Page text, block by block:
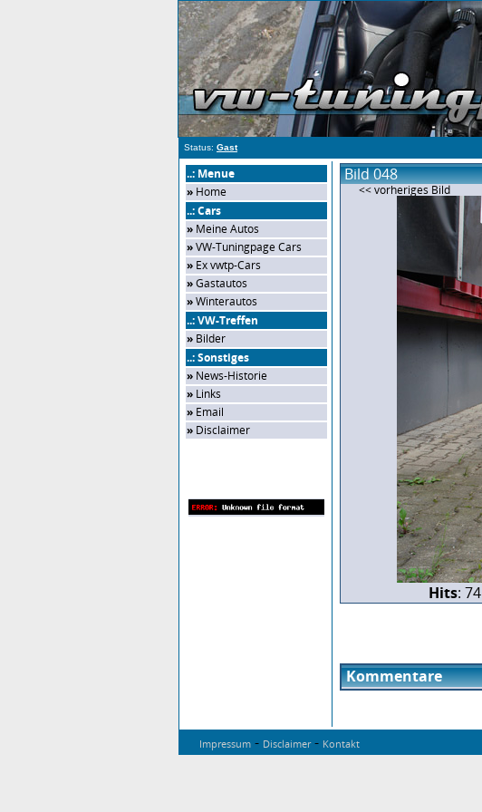
Status: Gast
..: Menue
» Home
..: Cars
» Meine Autos
»VW-Tuningpage Cars
» Ex vwtp-Cars
»Gastautos
»Winterautos
..: VW-Treffen
» Bilder
..: Sonstiges
» News-Historie
» Links
» Email
» Disclaimer
Bild 048
<< vorheriges Bild
Hits: 74
Kommentare
Impressum - Disclaimer- Kontakt